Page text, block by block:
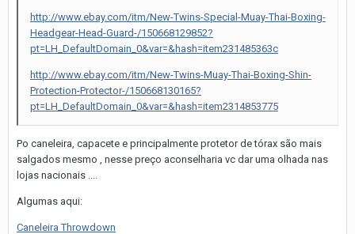
http://www.ebay.com/itm/New-Twins-Special-Muay-Thai-Boxing-
Headgear-Head-Guard-/150668129852?
pt=LH_DefaultDomain_0&var=&hash=item231485363c
http://www.ebay.com/itm/New-Twins-Muay-Thai-Boxing-Shin-
Protection-Protector-/150668130165?
pt=LH_DefaultDomain_0&var=&hash=item2314853775
Po caneleira, capacete e principalmente protetor de tórax são mais
salgados mesmo , nesse preço aconselharia vc dar uma olhada nas
lojas nacionais ....
Algumas aqui:
Caneleira Throwdown